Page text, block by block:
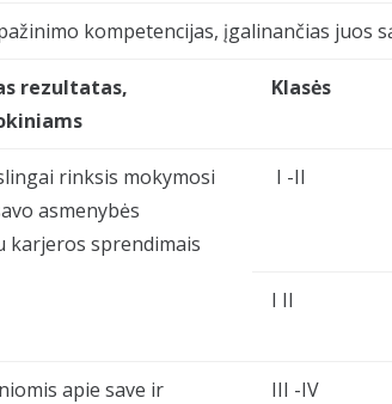
kompetencijas, įgalinančias juos
rezultatas,
Klasės
rinksis mokymosi
asmenybės
karjeros sprendimais
I -II
I II
apie save ir
III -IV